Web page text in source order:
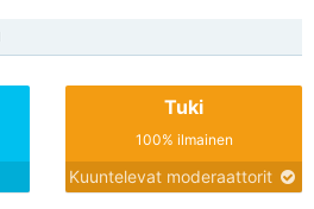
Tuki
100% ilmainen
Kuuntelevat moderaattorit